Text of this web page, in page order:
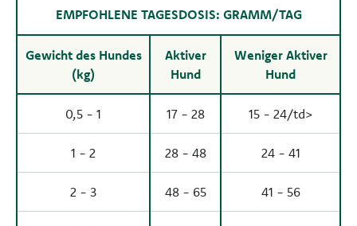
EMPFOHLENE TAGESDOSIS: GRAMM/TAG
Gewicht des Hundes
(kg)
Aktiver
Hund
Weniger Aktiver
Hund
0,5 - 1 17 - 28 15 - 24/td>
1 - 2 28 - 48 24 - 41
2 - 3 48 - 65 41 - 56